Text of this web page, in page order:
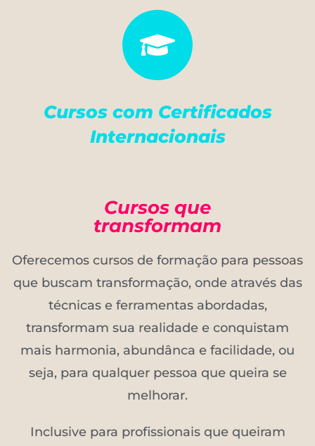
Cursos com Certificados
Internacionais
Cursos que
transformam
Oferecemos cursos de formação para pessoas
que buscam transformação, onde através das
técnicas e ferramentas abordadas,
transformam sua realidade e conquistam
mais harmonia, abundânca e facilidade, ou
seja, para qualquer pessoa que queira se
melhorar.
Inclusive para profissionais que queiram